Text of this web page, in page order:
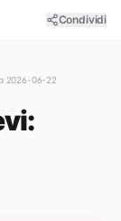
Condividi
2026-06-22